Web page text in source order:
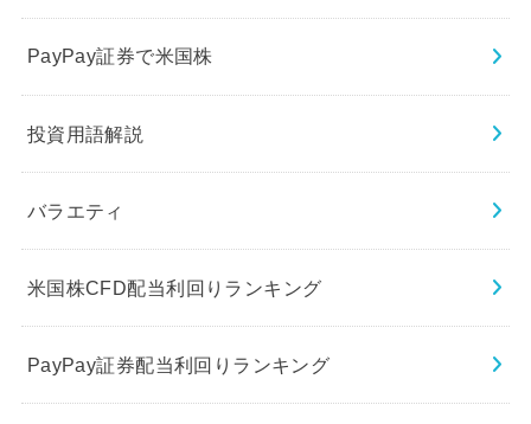
PayPay証券で米国株
投資用語解説
バラエティ
米国株CFD配当利回りランキング
PayPay証券配当利回りランキング